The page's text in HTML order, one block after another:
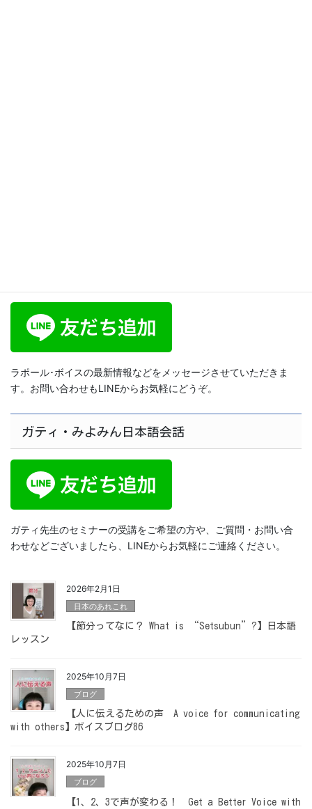
ラポール･ボイスの最新情報などをメッセージさせていただきま
す。お問い合わせもLINEからお気軽にどうぞ。
ガティ・みよみん日本語会話
ガティ先生のセミナーの受講をご希望の方や、ご質問・お問い合
わせなどございましたら、LINEからお気軽にご連絡ください。
2026年2月1日
日本のあれこれ
【節分ってなに？ What is “Setsubun”?】日本語
レッスン
2025年10月7日
ブログ
【人に伝えるための声 A voice for communicating
with others】ボイスブログ86
2025年10月7日
ブログ
【1、2、3で声が変わる！ Get a Better Voice with